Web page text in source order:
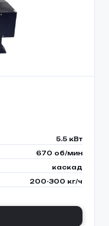
5.5 кВт
670 об/мин
каскад
200-300 кг/ч